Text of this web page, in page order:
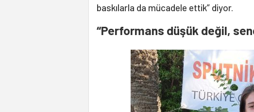
baskılarla da mücadele ettik” diyor.
“Performans düşük değil,